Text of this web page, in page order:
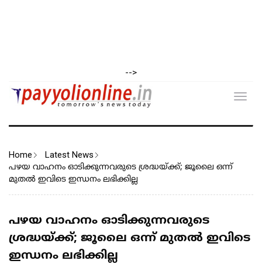
-->
Home Latest News
പഴയ വാഹനം ഓടിക്കുന്നവരുടെ ശ്രദ്ധയ്ക്ക്; ജൂലൈ ഒന്ന്
മുതല്‍ ഇവിടെ ഇന്ധനം ലഭിക്കില്ല
പഴയ വാഹനം ഓടിക്കുന്നവരുടെ
ശ്രദ്ധയ്ക്ക്; ജൂലൈ ഒന്ന് മുതല്‍ ഇവിടെ
ഇന്ധനം ലഭിക്കില്ല